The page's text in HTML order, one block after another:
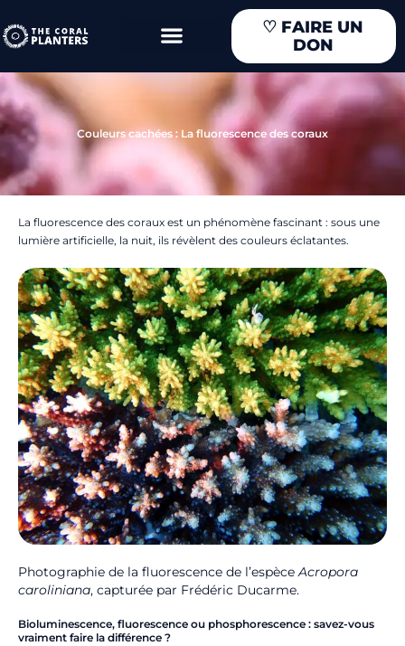
au
contenu
♡ FAIRE UN
DON
Couleurs cachées : La fluorescence des coraux
La fluorescence des coraux est un phénomène fascinant : sous une
lumière artificielle, la nuit, ils révèlent des couleurs éclatantes.
Photographie de la fluorescence de l’espèceAcropora
caroliniana, capturée par Frédéric Ducarme.
Bioluminescence, fluorescence ou phosphorescence : savez-vous
vraiment faire la différence ?